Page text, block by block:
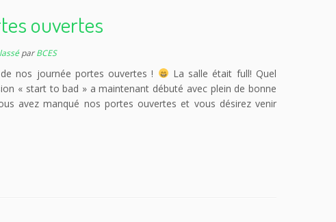
ouvertes
parBCES
nos journée portes ouvertes !
La salle était full! Quel
« start to bad » a maintenant débuté avec plein de bonne
avez manqué nos portes ouvertes et vous désirez venir